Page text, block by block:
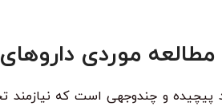
مطالعه موردی
پیچیده و چندوجهی است که